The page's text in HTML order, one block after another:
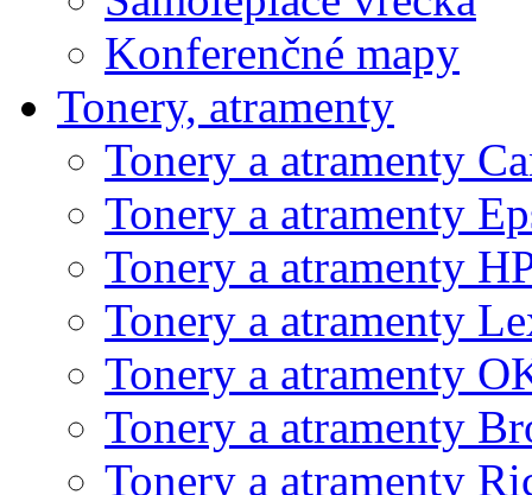
Konferenčné mapy
Tonery, atramenty
Tonery a atramenty
Tonery a atramenty
Tonery a atramenty
Tonery a atramenty
Tonery a atramenty
Tonery a atramenty
Tonery a atramenty